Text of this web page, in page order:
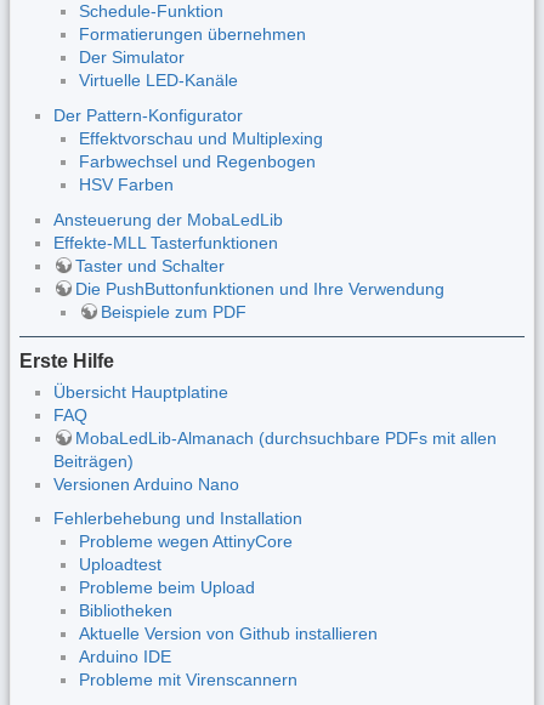
Schedule-Funktion
Formatierungen übernehmen
Der Simulator
Virtuelle LED-Kanäle
Der Pattern-Konfigurator
Effektvorschau und Multiplexing
Farbwechsel und Regenbogen
HSV Farben
Ansteuerung der MobaLedLib
Effekte-MLL Tasterfunktionen
Taster und Schalter
Die PushButtonfunktionen und Ihre Verwendung
Beispiele zum PDF
Erste Hilfe
Übersicht Hauptplatine
FAQ
MobaLedLib-Almanach (durchsuchbare PDFs mit allen
Beiträgen)
Versionen Arduino Nano
Fehlerbehebung und Installation
Probleme wegen AttinyCore
Uploadtest
Probleme beim Upload
Bibliotheken
Aktuelle Version von Github installieren
Arduino IDE
Probleme mit Virenscannern